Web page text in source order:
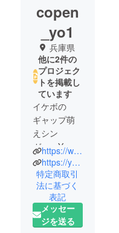
copen
_yo1
兵庫県
他に2件の
プロジェク
トを掲載し
ています
イケボの
ギャップ萌
えシン
ガー Yo-
1（ヨーイ
チ）です。
ひょんなこ
とから歌唱
動画が大バ
ズりし、現
https://www.instagram.com/copen_yo1?igsh=MW9qOG10bmI3NHEzcQ%3D%3D&utm_source=qr
https://youtube.com/@copen_yo1?si=ctHQojCFECpgmJYJ
特定商取引
法に基づく
表記
メッセー
ジを送る